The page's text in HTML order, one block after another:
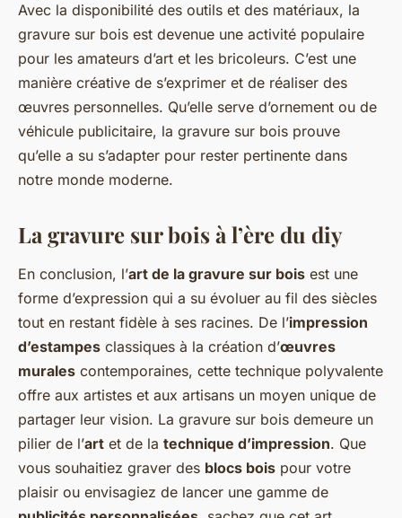
Avec la disponibilité des outils et des matériaux, la
gravure sur bois est devenue une activité populaire
pour les amateurs d’art et les bricoleurs. C’est une
manière créative de s’exprimer et de réaliser des
œuvres personnelles. Qu’elle serve d’ornement ou de
véhicule publicitaire, la gravure sur bois prouve
qu’elle a su s’adapter pour rester pertinente dans
notre monde moderne.
La gravure sur bois à l’ère du diy
En conclusion, l’art de la gravure sur bois est une
forme d’expression qui a su évoluer au fil des siècles
tout en restant fidèle à ses racines. De l’impression
d’estampes classiques à la création d’œuvres
murales contemporaines, cette technique polyvalente
offre aux artistes et aux artisans un moyen unique de
partager leur vision. La gravure sur bois demeure un
pilier de l’art et de la technique d’impression. Que
vous souhaitiez graver des blocs bois pour votre
plaisir ou envisagiez de lancer une gamme de